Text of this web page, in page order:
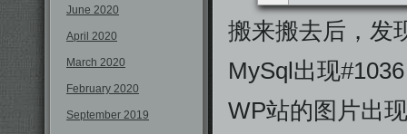
June 2020
April 2020
March 2020
February 2020
September 2019
搬来搬去后，发
MySql出现
WP站的图片出